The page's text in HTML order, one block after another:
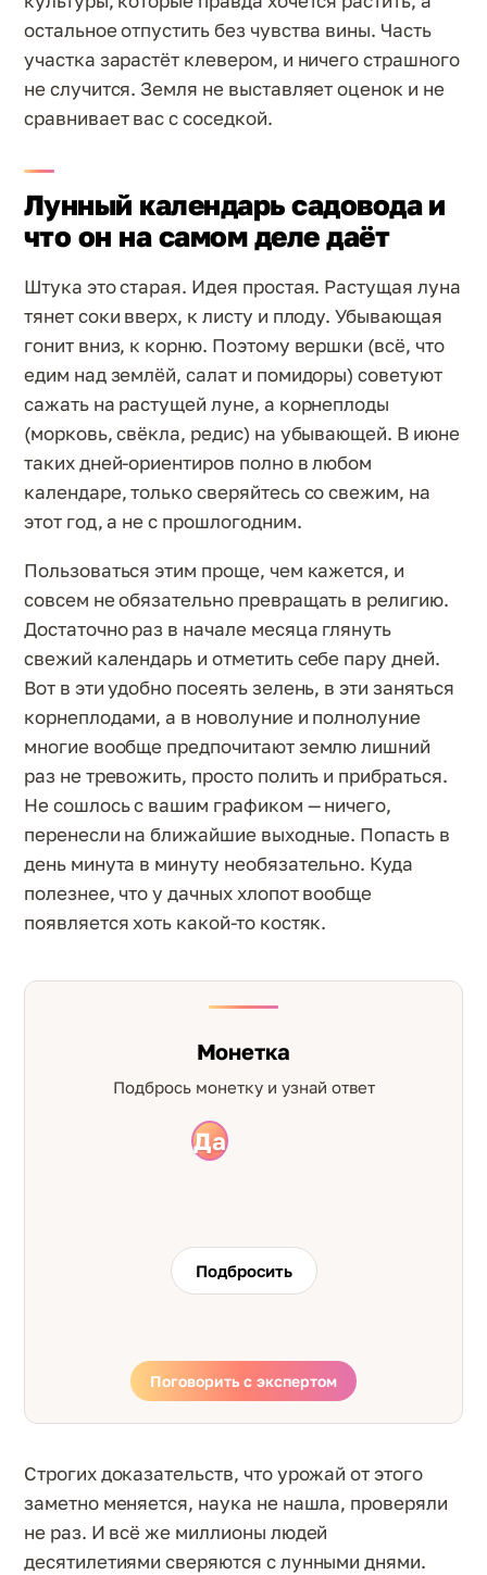
остальное отпустить без чувства вины. Часть
участка зарастёт клевером, и ничего страшного
не случится. Земля не выставляет оценок и не
сравнивает вас с соседкой.
Лунный календарь садовода и
что он на самом деле даёт
Штука это старая. Идея простая. Растущая луна
тянет соки вверх, к листу и плоду. Убывающая
гонит вниз, к корню. Поэтому вершки (всё, что
едим над землёй, салат и помидоры) советуют
сажать на растущей луне, а корнеплоды
(морковь, свёкла, редис) на убывающей. В июне
таких дней-ориентиров полно в любом
календаре, только сверяйтесь со свежим, на
этот год, а не с прошлогодним.
Пользоваться этим проще, чем кажется, и
совсем не обязательно превращать в религию.
Достаточно раз в начале месяца глянуть
свежий календарь и отметить себе пару дней.
Вот в эти удобно посеять зелень, в эти заняться
корнеплодами, а в новолуние и полнолуние
многие вообще предпочитают землю лишний
раз не тревожить, просто полить и прибраться.
Не сошлось с вашим графиком — ничего,
перенесли на ближайшие выходные. Попасть в
день минута в минуту необязательно. Куда
полезнее, что у дачных хлопот вообще
появляется хоть какой-то костяк.
Монетка
Подбрось монетку и узнай ответ
Да
Нет
Подбросить
Поговорить с экспертом
Строгих доказательств, что урожай от этого
заметно меняется, наука не нашла, проверяли
не раз. И всё же миллионы людей
десятилетиями сверяются с лунными днями.